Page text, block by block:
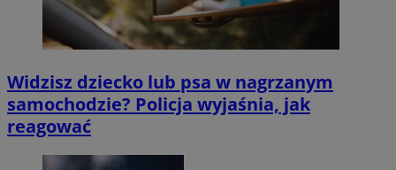
Widzisz dziecko lub psa w nagrzanym
samochodzie? Policja wyjaśnia, jak
reagować